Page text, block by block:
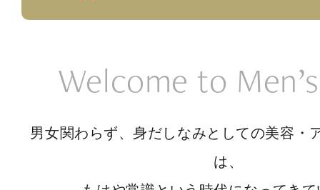
Welcome to
男女関わらず、身だしなみとしての美容・
は、